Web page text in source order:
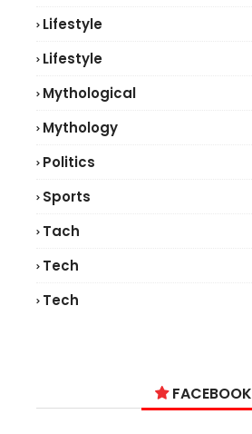
Lifestyle
Lifestyle
Mythological
Mythology
Politics
Sports
Tach
Tech
Tech
FACEBOOK